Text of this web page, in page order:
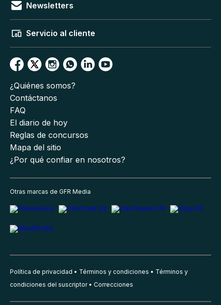
Newsletters
Servicio al cliente
¿Quiénes somos?
Contáctanos
FAQ
El diario de hoy
Reglas de concursos
Mapa del sitio
¿Por qué confiar en nosotros?
Otras marcas de GFR Media
Política de privacidad Términos y condiciones
Términos y
condiciones del suscriptor
Correcciones